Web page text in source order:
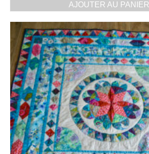
AJOUTER AU PANIER